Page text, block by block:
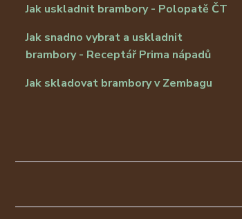
Jak uskladnit brambory - Polopatě ČT
Jak snadno vybrat a uskladnit
brambory - Receptář Prima nápadů
Jak skladovat brambory v Zembagu